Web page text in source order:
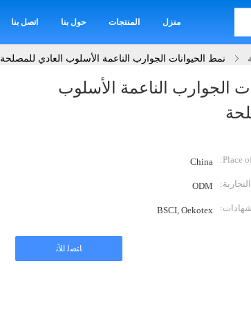
منزل المنتجات حول بنا اتصل بنا
نمط الحيوانات الجوارب الناعمة الأسلوب العادي للمصلحة
الجوارب الناعمة الأسلوب
Place
China
ODM
BSCI, Oekotex
ﺎﺘﺼﻟ ﺍﻶﻧ